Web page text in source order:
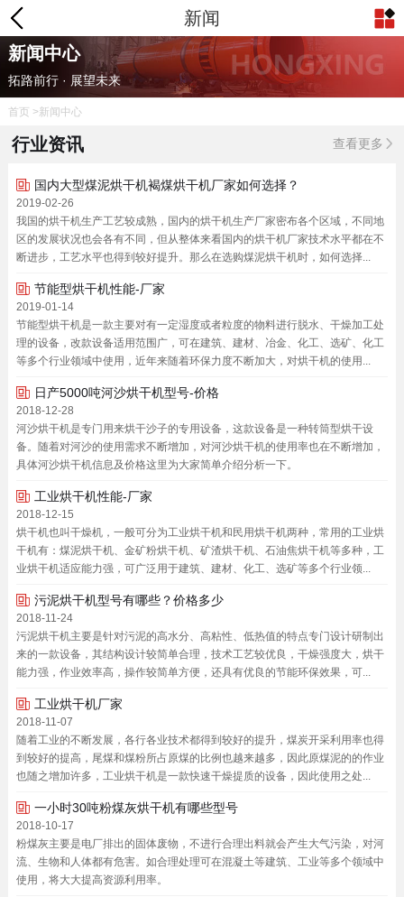
新闻
新闻中心
拓路前行 · 展望未来
首页 >新闻中心
行业资讯 查看更多
国内大型煤泥烘干机褐煤烘干机厂家如何选择？
2019-02-26
我国的烘干机生产工艺较成熟，国内的烘干机生产厂家密布各个区域，不同地
区的发展状况也会各有不同，但从整体来看国内的烘干机厂家技术水平都在不
断进步，工艺水平也得到较好提升。那么在选购煤泥烘干机时，如何选择...
节能型烘干机性能-厂家
2019-01-14
节能型烘干机是一款主要对有一定湿度或者粒度的物料进行脱水、干燥加工处
理的设备，改款设备适用范围广，可在建筑、建材、冶金、化工、选矿、化工
等多个行业领域中使用，近年来随着环保力度不断加大，对烘干机的使用...
日产5000吨河沙烘干机型号-价格
2018-12-28
河沙烘干机是专门用来烘干沙子的专用设备，这款设备是一种转筒型烘干设
备。随着对河沙的使用需求不断增加，对河沙烘干机的使用率也在不断增加，
具体河沙烘干机信息及价格这里为大家简单介绍分析一下。
工业烘干机性能-厂家
2018-12-15
烘干机也叫干燥机，一般可分为工业烘干机和民用烘干机两种，常用的工业烘
干机有：煤泥烘干机、金矿粉烘干机、矿渣烘干机、石油焦烘干机等多种，工
业烘干机适应能力强，可广泛用于建筑、建材、化工、选矿等多个行业领...
污泥烘干机型号有哪些？价格多少
2018-11-24
污泥烘干机主要是针对污泥的高水分、高粘性、低热值的特点专门设计研制出
来的一款设备，其结构设计较简单合理，技术工艺较优良，干燥强度大，烘干
能力强，作业效率高，操作较简单方便，还具有优良的节能环保效果，可...
工业烘干机厂家
2018-11-07
随着工业的不断发展，各行各业技术都得到较好的提升，煤炭开采利用率也得
到较好的提高，尾煤和煤粉所占原煤的比例也越来越多，因此原煤泥的的作业
也随之增加许多，工业烘干机是一款快速干燥提质的设备，因此使用之处...
一小时30吨粉煤灰烘干机有哪些型号
2018-10-17
粉煤灰主要是电厂排出的固体废物，不进行合理出料就会产生大气污染，对河
流、生物和人体都有危害。如合理处理可在混凝土等建筑、工业等多个领域中
使用，将大大提高资源利用率。